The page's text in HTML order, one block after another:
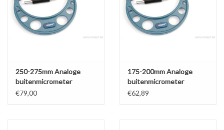
Werkplaatsinrichting |
Cadeaubonnen &
Relatiegeschenken |
250-275mm Analoge
buitenmicrometer
x0.01mm
€79,00
175-200mm Analoge
buitenmicrometer
x0.01mm
€62,89